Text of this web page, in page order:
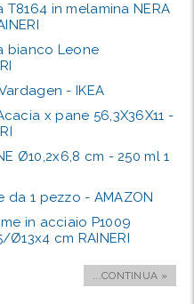
in melamina NERA
bianco Leone
- IKEA
x pane 56,3X36X11 -
Ø10,2x6,8 cm - 250 ml 1
da 1 pezzo - AMAZON
in acciaio P1009
cm RAINERI
...CONTINUA »